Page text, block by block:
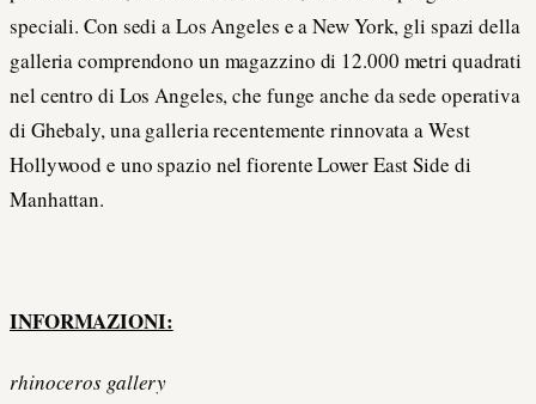
speciali. Con sedi a Los Angeles e a New York, gli spazi della
galleria comprendono un magazzino di 12.000 metri quadrati
nel centro di Los Angeles, che funge anche da sede operativa
di Ghebaly, una galleria recentemente rinnovata a West
Hollywood e uno spazio nel fiorente Lower East Side di
Manhattan.
INFORMAZIONI:
rhinoceros gallery